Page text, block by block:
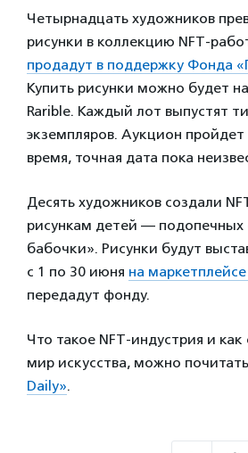
Четырнадцать художников
рисунки в коллекцию NFT-
продадут в поддержку Фонда
Купить рисунки можно будет
Rarible. Каждый лот выпустят
экземпляров. Аукцион
время, точная дата пока
Десять художников создали
рисункам детей —
бабочки». Рисунки будут
с 1 по 30 июня на маркетплейсе
передадут фонду.
Что такое NFT-индустрия и
мир искусства, можно почитать
Daily».